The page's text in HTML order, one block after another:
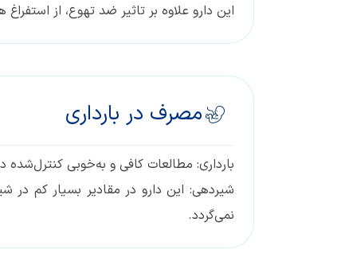
این دارو علاوه بر تاثیر ضد تهوع، از
مصرف در بارداری
بارداری: مطالعات کافی و به‌خوبی
شيردهی: این دارو در مقادیر بسیار کم
نمی‌گردد.